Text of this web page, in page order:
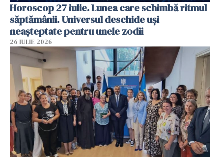
Horoscop 27 iulie. Lunea care schimbă ritmul
săptămânii. Universul deschide uși
neașteptate pentru unele zodii
26 IULIE 2026